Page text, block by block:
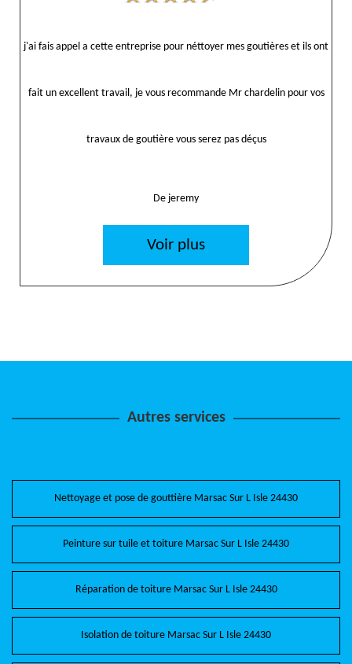
j'ai fais appel a cette entreprise pour néttoyer mes goutières et ils ont
fait un excellent travail, je vous recommande Mr chardelin pour vos
travaux de goutière vous serez pas déçus
De jeremy
Voir plus
Autres services
Nettoyage et pose de gouttière Marsac Sur L Isle 24430
Peinture sur tuile et toiture Marsac Sur L Isle 24430
Réparation de toiture Marsac Sur L Isle 24430
Isolation de toiture Marsac Sur L Isle 24430